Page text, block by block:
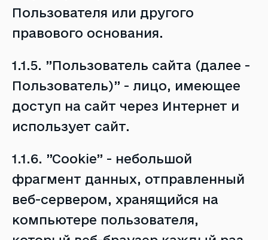
Пользователя или другого
правового основания.
1.1.5. ”Пользователь сайта (далее -
Пользователь)” - лицо, имеющее
доступ на сайт через Интернет и
использует сайт.
1.1.6. ”Cookie” - небольшой
фрагмент данных, отправленный
веб-сервером, хранящийся на
компьютере пользователя,